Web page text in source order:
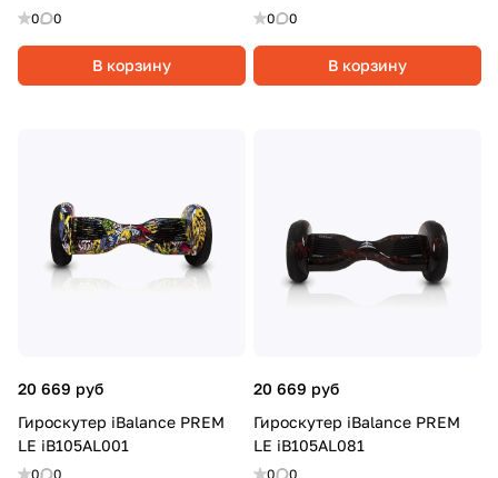
0 0
В корзину
0 0
В корзину
20 669 руб
Гироскутер iBalance PREM
LE iB105AL001
0 0
20 669 руб
Гироскутер iBalance PREM
LE iB105AL081
0 0